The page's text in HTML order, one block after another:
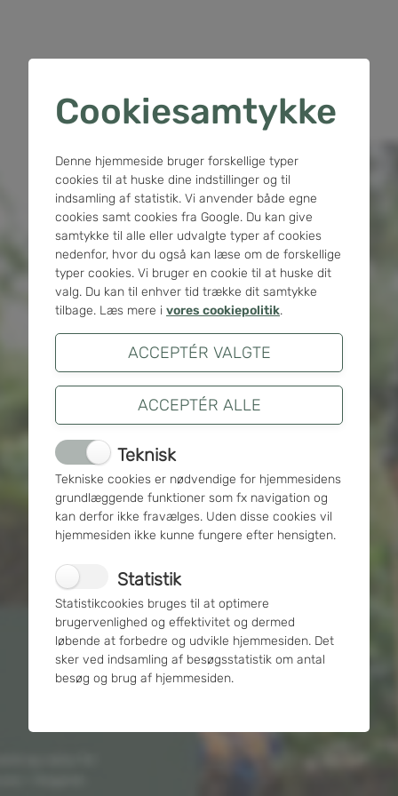
Gå til Envafors Næstved
Gå til Envafors Slagelse
Sitemap
Cookiesamtykke
Denne hjemmeside bruger forskellige typer
cookies til at huske dine indstillinger og til
indsamling af statistik. Vi anvender både egne
cookies samt cookies fra Google. Du kan give
samtykke til alle eller udvalgte typer af cookies
nedenfor, hvor du også kan læse om de forskellige
typer cookies. Vi bruger en cookie til at huske dit
valg. Du kan til enhver tid trække dit samtykke
tilbage. Læs mere i vores cookiepolitik.
Teknisk
Tekniske cookies er nødvendige for hjemmesidens
grundlæggende funktioner som fx navigation og
kan derfor ikke fravælges. Uden disse cookies vil
hjemmesiden ikke kunne fungere efter hensigten.
Statistik
Statistikcookies bruges til at optimere
brugervenlighed og effektivitet og dermed
løbende at forbedre og udvikle hjemmesiden. Det
sker ved indsamling af besøgsstatistik om antal
besøg og brug af hjemmesiden.